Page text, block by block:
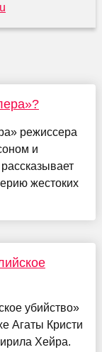
режиссера
и
жестоких
убийство»
Агаты Кристи
Хейра.